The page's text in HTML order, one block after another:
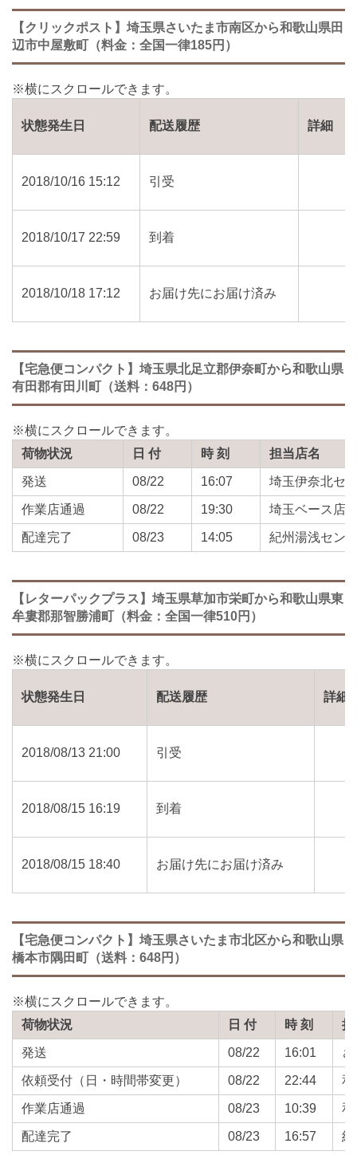
【クリックポスト】埼玉県さいたま市南区から和歌山県田
辺市中屋敷町（料金：全国一律185円）
状態発生日 配送履歴 詳細
2018/10/16 15:12 引受
2018/10/17 22:59 到着
2018/10/18 17:12 お届け先にお届け済み
【宅急便コンパクト】埼玉県北足立郡伊奈町から和歌山県
有田郡有田川町（送料：648円）
荷物状況 日 付 時 刻 担当店名
発送 08/22 16:07 埼玉伊奈北セ
作業店通過 08/22 19:30 埼玉ベース店
配達完了 08/23 14:05 紀州湯浅セン
【レターパックプラス】埼玉県草加市栄町から和歌山県東
牟婁郡那智勝浦町（料金：全国一律510円）
状態発生日 配送履歴 詳細
2018/08/13 21:00 引受
2018/08/15 16:19 到着
2018/08/15 18:40 お届け先にお届け済み
【宅急便コンパクト】埼玉県さいたま市北区から和歌山県
橋本市隅田町（送料：648円）
荷物状況 日 付 時 刻 担
発送 08/22 16:01
依頼受付（日・時間帯変更） 08/22 22:44 和
作業店通過 08/23 10:39 和
配達完了 08/23 16:57 紀